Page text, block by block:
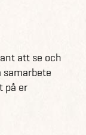
att se och
samarbete
på er